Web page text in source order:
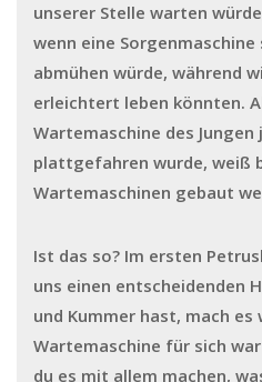
unserer Stelle warten
wenn eine
abmühen würde, während
erleichtert leben könnten.
Wartemaschine des
plattgefahren wurde, weiß
Wartemaschinen gebaut
Ist das so? Im ersten
uns einen entscheidenden
und Kummer hast, mach es
Wartemaschine für sich
du es mit allem machen,